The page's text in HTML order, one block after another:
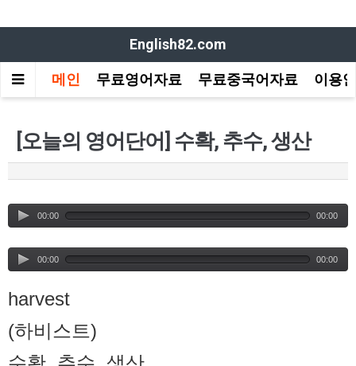
English82.com
메인 무료영어자료 무료중국어자료 이용
[오늘의 영어단어] 수확, 추수, 생산
00:00 00:00
00:00 00:00
harvest
(하비스트)